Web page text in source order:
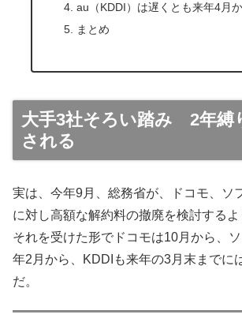
au（KDDI）は遅くとも来年4月
まとめ
大手3社そろい踏み 2年縛
される
実は、今年9月、総務省が、ドコモ、ソ
に対し高額な解約料の撤廃を検討するよ
それを受けた形でドコモは10月から、
年2月から、KDDIも来年の3月末までに
だ。